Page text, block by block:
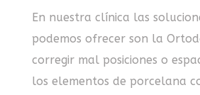
En nuestra clínica las
podemos ofrecer son la
corregir mal posiciones o
los elementos de porcelana